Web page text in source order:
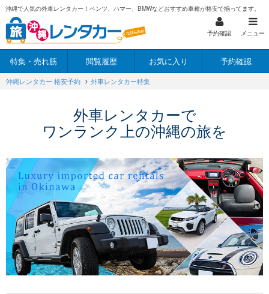
沖縄で人気の外車レンタカー！ベンツ、ハマー、BMWなどおすすめ車種が格安で揃ってます。
予約確認 メニュー
特集・売れ筋 閲覧履歴 お気に入り 予約確認
沖縄レンタカー 格安予約 外車レンタカー特集
外車レンタカーで
ワンランク上の沖縄の旅を